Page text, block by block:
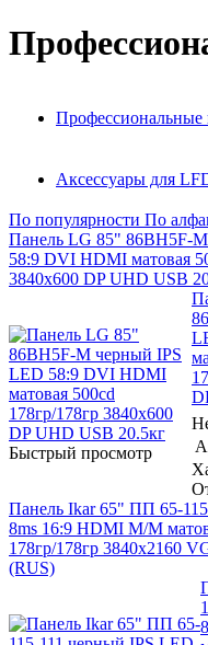
Профессиональные
Аксессуары для
По популярности По
Панель LG 85" 86BH5F-
58:9 DVI HDMI матовая
3840x600 DP UHD USB
Быстрый просмотр
Панель Ikar 65" ПП 65-
8ms 16:9 HDMI M/M
178гр/178гр 3840x2160
(RUS)